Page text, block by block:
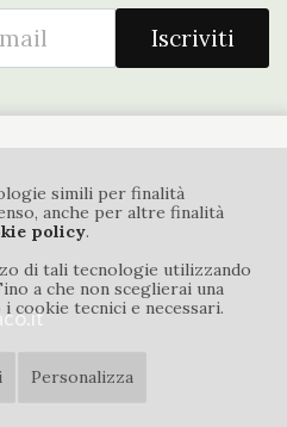
Iscriviti
simili per finalità
anche per altre finalità
policy.
di tali tecnologie utilizzando
a che non sceglierai una
cookie tecnici e necessari.
Personalizza